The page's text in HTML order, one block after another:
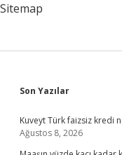
Sitemap
Sidebar
Son Yazılar
Kuveyt Türk faizsiz kredi
Ağustos 8, 2026